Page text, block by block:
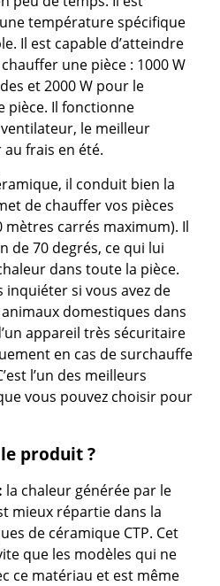
température spécifique
Il est capable d’atteindre
une pièce : 1000 W
et 2000 W pour le
pièce. Il fonctionne
le meilleur
frais en été.
il conduit bien la
de chauffer vos pièces
mètres carrés maximum). Il
de 70 degrés, ce qui lui
dans toute la pièce.
inquiéter si vous avez de
domestiques dans
appareil très sécuritaire
en cas de surchauffe
l’un des meilleurs
vous pouvez choisir pour
produit ?
la chaleur générée par le
mieux répartie dans la
de céramique CTP. Cet
que les modèles qui ne
ce matériau et est même